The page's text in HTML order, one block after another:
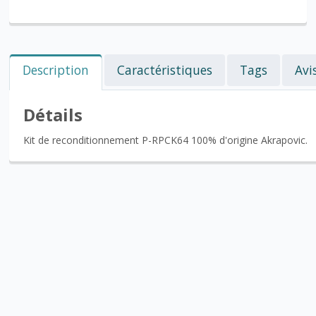
Description Caractéristiques Tags
Détails
Kit de reconditionnement P-RPCK64 100% d'origine Akrapovic.